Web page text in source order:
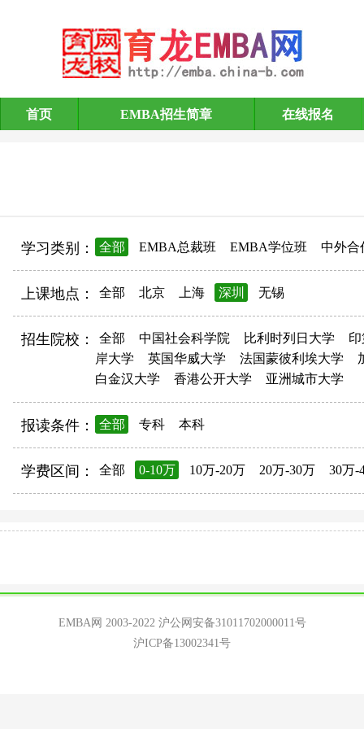
EMBA招生简章
首页 EMBA招生简章 在线报名
学习类别： 全部 EMBA总裁班 EMBA学位班 中外合
上课地点： 全部 北京 上海 深圳 无锡
招生院校： 全部 中国社会科学院 比利时列日大学
岸大学
英国华威大学 法国蒙彼利埃大学
白金汉大学
香港公开大学 亚洲城市大学
报读条件： 全部 专科 本科
学费区间： 全部 0-10万 10万-20万 20万-30万 30万-
EMBA网 2003-2022 沪公网安备31011702000011号
沪ICP备13002341号